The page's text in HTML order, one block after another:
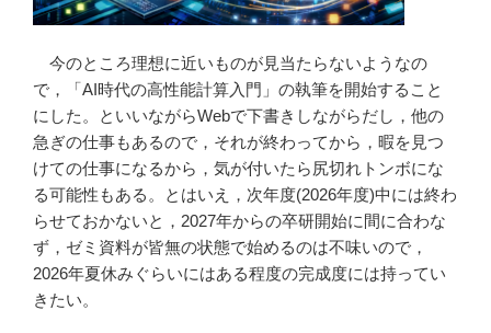
今のところ理想に近いものが見当たらないようなの
で，「AI時代の高性能計算入門」の執筆を開始すること
にした。といいながらWebで下書きしながらだし，他の
急ぎの仕事もあるので，それが終わってから，暇を見つ
けての仕事になるから，気が付いたら尻切れトンボにな
る可能性もある。とはいえ，次年度(2026年度)中には終わ
らせておかないと，2027年からの卒研開始に間に合わな
ず，ゼミ資料が皆無の状態で始めるのは不味いので，
2026年夏休みぐらいにはある程度の完成度には持ってい
きたい。